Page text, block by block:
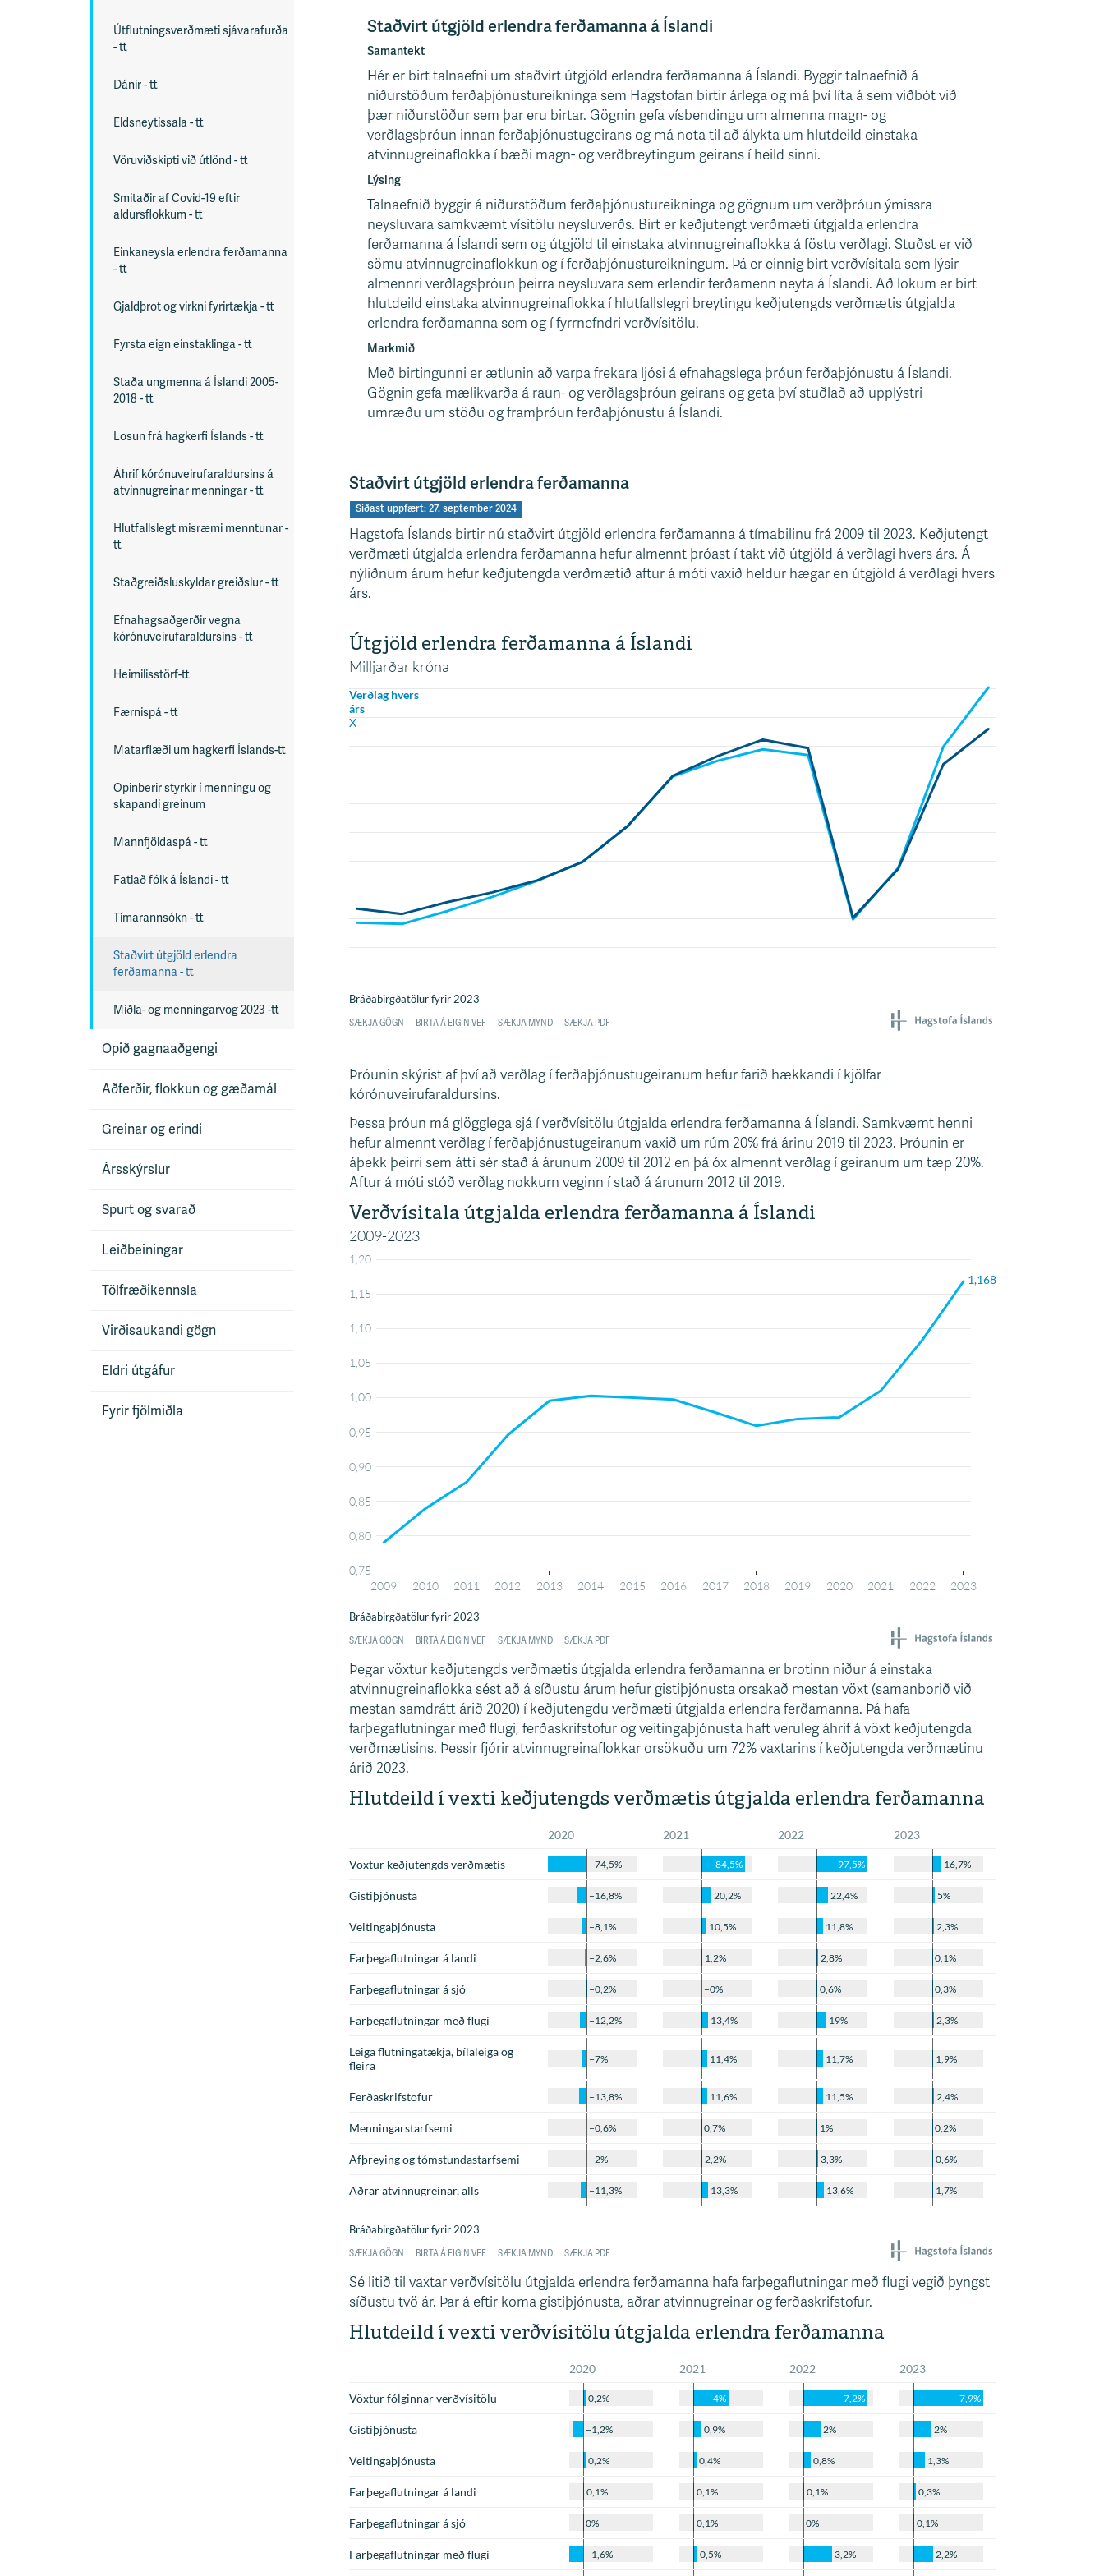
Útflutningsverðmæti sjávarafurða
- tt
Dánir - tt
Eldsneytissala - tt
Vöruviðskipti við útlönd - tt
Smitaðir af Covid-19 eftir
aldursflokkum - tt
Einkaneysla erlendra ferðamanna
- tt
Gjaldþrot og virkni fyrirtækja - tt
Fyrsta eign einstaklinga - tt
Staða ungmenna á Íslandi 2005-
2018 - tt
Losun frá hagkerfi Íslands - tt
Áhrif kórónuveirufaraldursins á
atvinnugreinar menningar - tt
Hlutfallslegt misræmi menntunar -
tt
Staðgreiðsluskyldar greiðslur - tt
Efnahagsaðgerðir vegna
kórónuveirufaraldursins - tt
Heimilisstörf-tt
Færnispá - tt
Matarflæði um hagkerfi Íslands-tt
Opinberir styrkir í menningu og
skapandi greinum
Mannfjöldaspá - tt
Fatlað fólk á Íslandi - tt
Tímarannsókn - tt
Staðvirt útgjöld erlendra
ferðamanna - tt
Miðla- og menningarvog 2023 -tt
Opið gagnaaðgengi
Aðferðir, flokkun og gæðamál
Greinar og erindi
Ársskýrslur
Spurt og svarað
Leiðbeiningar
Tölfræðikennsla
Virðisaukandi gögn
Eldri útgáfur
Fyrir fjölmiðla
Staðvirt útgjöld erlendra ferðamanna á Íslandi
Samantekt
Hér er birt talnaefni um staðvirt útgjöld erlendra ferðamanna á Íslandi. Byggir talnaefnið á
niðurstöðum ferðaþjónustureikninga sem Hagstofan birtir árlega og má því líta á sem viðbót við
þær niðurstöður sem þar eru birtar. Gögnin gefa vísbendingu um almenna magn- og
verðlagsþróun innan ferðaþjónustugeirans og má nota til að álykta um hlutdeild einstaka
atvinnugreinaflokka í bæði magn- og verðbreytingum geirans í heild sinni.
Lýsing
Talnaefnið byggir á niðurstöðum ferðaþjónustureikninga og gögnum um verðþróun ýmissra
neysluvara samkvæmt vísitölu neysluverðs. Birt er keðjutengt verðmæti útgjalda erlendra
ferðamanna á Íslandi sem og útgjöld til einstaka atvinnugreinaflokka á föstu verðlagi. Stuðst er við
sömu atvinnugreinaflokkun og í ferðaþjónustureikningum. Þá er einnig birt verðvísitala sem lýsir
almennri verðlagsþróun þeirra neysluvara sem erlendir ferðamenn neyta á Íslandi. Að lokum er birt
hlutdeild einstaka atvinnugreinaflokka í hlutfallslegri breytingu keðjutengds verðmætis útgjalda
erlendra ferðamanna sem og í fyrrnefndri verðvísitölu.
Markmið
Með birtingunni er ætlunin að varpa frekara ljósi á efnahagslega þróun ferðaþjónustu á Íslandi.
Gögnin gefa mælikvarða á raun- og verðlagsþróun geirans og geta því stuðlað að upplýstri
umræðu um stöðu og framþróun ferðaþjónustu á Íslandi.
Staðvirt útgjöld erlendra ferðamanna
Síðast uppfært: 27. september 2024
Hagstofa Íslands birtir nú staðvirt útgjöld erlendra ferðamanna á tímabilinu frá 2009 til 2023. Keðjutengt
verðmæti útgjalda erlendra ferðamanna hefur almennt þróast í takt við útgjöld á verðlagi hvers árs. Á
nýliðnum árum hefur keðjutengda verðmætið aftur á móti vaxið heldur hægar en útgjöld á verðlagi hvers
árs.
Þróunin skýrist af því að verðlag í ferðaþjónustugeiranum hefur farið hækkandi í kjölfar
kórónuveirufaraldursins.
Þessa þróun má glögglega sjá í verðvísitölu útgjalda erlendra ferðamanna á Íslandi. Samkvæmt henni
hefur almennt verðlag í ferðaþjónustugeiranum vaxið um rúm 20% frá árinu 2019 til 2023. Þróunin er
áþekk þeirri sem átti sér stað á árunum 2009 til 2012 en þá óx almennt verðlag í geiranum um tæp 20%.
Aftur á móti stóð verðlag nokkurn veginn í stað á árunum 2012 til 2019.
Þegar vöxtur keðjutengds verðmætis útgjalda erlendra ferðamanna er brotinn niður á einstaka
atvinnugreinaflokka sést að á síðustu árum hefur gistiþjónusta orsakað mestan vöxt (samanborið við
mestan samdrátt árið 2020) í keðjutengdu verðmæti útgjalda erlendra ferðamanna. Þá hafa
farþegaflutningar með flugi, ferðaskrifstofur og veitingaþjónusta haft veruleg áhrif á vöxt keðjutengda
verðmætisins. Þessir fjórir atvinnugreinaflokkar orsökuðu um 72% vaxtarins í keðjutengda verðmætinu
árið 2023.
Sé litið til vaxtar verðvísitölu útgjalda erlendra ferðamanna hafa farþegaflutningar með flugi vegið þyngst
síðustu tvö ár. Þar á eftir koma gistiþjónusta, aðrar atvinnugreinar og ferðaskrifstofur.